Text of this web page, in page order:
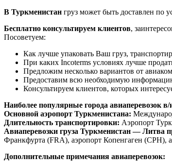
В Туркменистан груз может быть доставлен по
Бесплатно консультируем клиентов,
Посоветуем:
Как лучше упаковать Ваш груз,
При каких Incoterms условиях лучше
Предложим несколько вариантов от
Предоставим всю необходимую
Консультируем клиентов, которых
Наиболее популярные города авиаперевозок
Основной аэропорт Туркменистана:
Длительность транспортировки: Аэропорт
Авиаперевозки груза Туркменистан — Литва
Франкфурта (FRA), аэропорт Копенгаген (CPH),
Дополнительные примечания авиаперевозок: